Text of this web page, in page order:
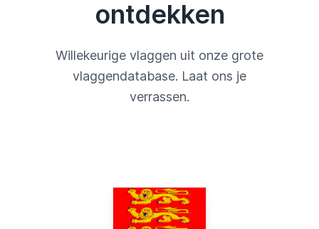
ontdekken
Willekeurige vlaggen uit onze grote
vlaggendatabase. Laat ons je
verrassen.